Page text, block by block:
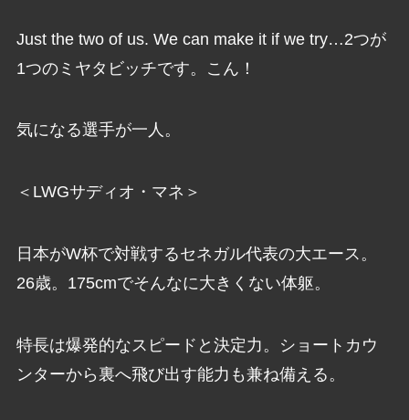
Just the two of us. We can make it if we try…2つが
1つのミヤタビッチです。こん！
気になる選手が一人。
＜LWGサディオ・マネ＞
日本がW杯で対戦するセネガル代表の大エース。
26歳。175cmでそんなに大きくない体躯。
特長は爆発的なスピードと決定力。ショートカウ
ンターから裏へ飛び出す能力も兼ね備える。